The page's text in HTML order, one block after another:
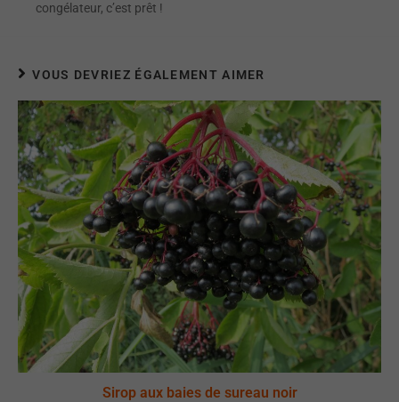
congélateur, c’est prêt !
VOUS DEVRIEZ ÉGALEMENT AIMER
Sirop aux baies de sureau noir